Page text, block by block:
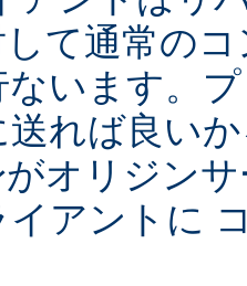
て通常の
います。
送れば良い
がオリジン
イアントに